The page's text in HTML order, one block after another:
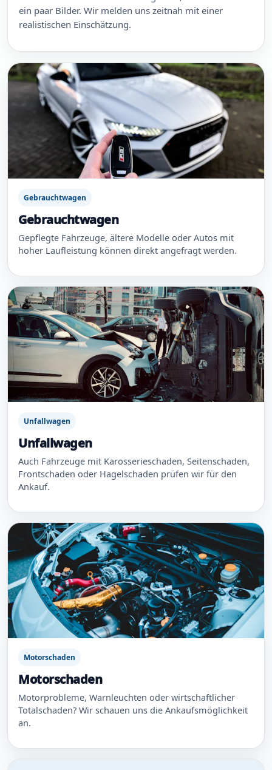
ein paar Bilder. Wir melden uns zeitnah mit einer
realistischen Einschätzung.
Gebrauchtwagen
Gebrauchtwagen
Gepflegte Fahrzeuge, ältere Modelle oder Autos mit
hoher Laufleistung können direkt angefragt werden.
Unfallwagen
Unfallwagen
Auch Fahrzeuge mit Karosserieschaden, Seitenschaden,
Frontschaden oder Hagelschaden prüfen wir für den
Ankauf.
Motorschaden
Motorschaden
Motorprobleme, Warnleuchten oder wirtschaftlicher
Totalschaden? Wir schauen uns die Ankaufsmöglichkeit
an.